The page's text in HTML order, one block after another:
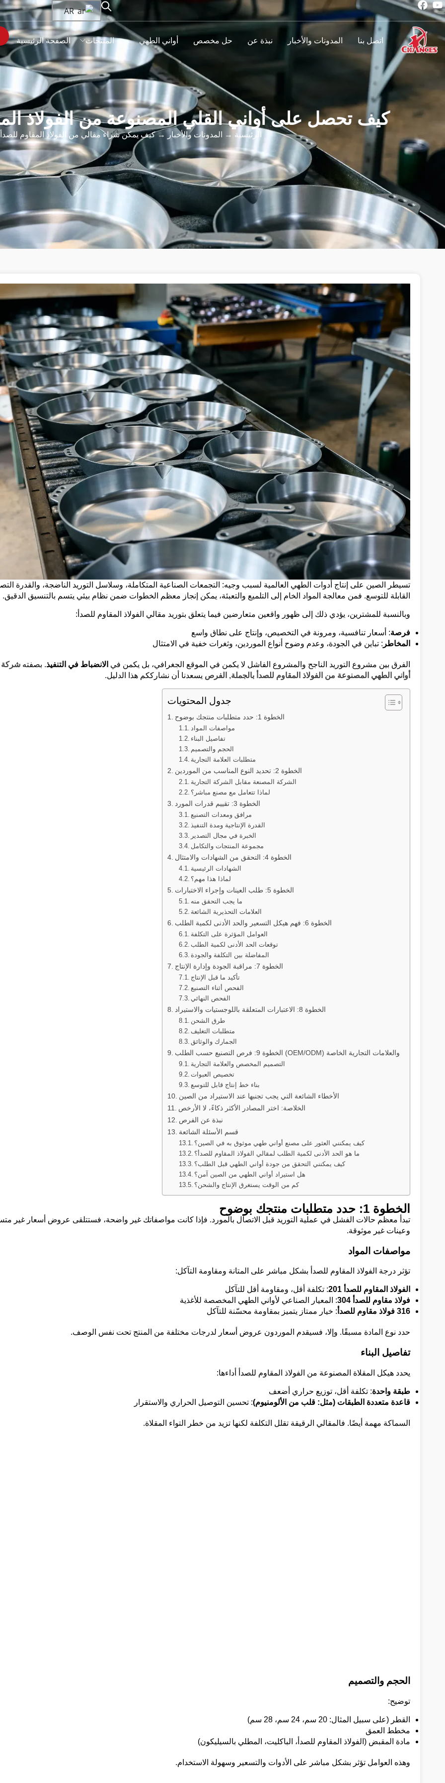
AR
الصفحة الرئيسية المنتجات أواني الطهي حل مخصص نبذة عن المدونات والأخبار اتصل بنا
كيف تحصل على أواني القلي المصنوعة من الفولاذ
الرئيسية → المدونات والأخبار→ كيف يمكن شراء مقالي من الفولاذ المقاوم
تسيطر الصين على إنتاج أدوات الطهي العالمية لسبب وجيه: التجمعات الصناعية المتكاملة، وسلاسل التوريد الناضجة، والقدرة
القابلة للتوسع. فمن معالجة المواد الخام إلى التلميع والتعبئة، يمكن إنجاز معظم الخطوات ضمن نظام بيئي يتسم بالتنسيق الدقيق.
وبالنسبة للمشترين، يؤدي ذلك إلى ظهور واقعين متعارضين فيما يتعلق بتوريد مقالي الفولاذ المقاوم للصدأ:
فرصة: أسعار تنافسية، ومرونة في التخصيص، وإنتاج على نطاق واسع
المخاطر : تباين في الجودة، وعدم وضوح أنواع الموردين، وثغرات خفية في الامتثال
الفرق بين مشروع التوريد الناجح والمشروع الفاشل لا يكمن في الموقع الجغرافي، بل يكمن في الانضباط في التنفيذ. بصفته شركة
أواني الطهي المصنوعة من الفولاذ المقاوم للصدأ بالجملة, الفرص يسعدنا أن نشارككم هذا الدليل.
جدول المحتويات
الخطوة 1: حدد متطلبات منتجك بوضوح
مواصفات المواد
تفاصيل البناء
الحجم والتصميم
متطلبات العلامة التجارية
الخطوة 2: تحديد النوع المناسب من الموردين
الشركة المصنعة مقابل الشركة التجارية
لماذا تتعامل مع مصنع مباشر؟
الخطوة 3: تقييم قدرات المورد
مرافق ومعدات التصنيع
القدرة الإنتاجية ومدة التنفيذ
الخبرة في مجال التصدير
مجموعة المنتجات والتكامل
الخطوة 4: التحقق من الشهادات والامتثال
الشهادات الرئيسية
لماذا هذا مهم؟
الخطوة 5: طلب العينات وإجراء الاختبارات
ما يجب التحقق منه
العلامات التحذيرية الشائعة
الخطوة 6: فهم هيكل التسعير والحد الأدنى لكمية الطلب
العوامل المؤثرة على التكلفة
توقعات الحد الأدنى لكمية الطلب
المفاضلة بين التكلفة والجودة
الخطوة 7: مراقبة الجودة وإدارة الإنتاج
تأكيد ما قبل الإنتاج
الفحص أثناء التصنيع
الفحص النهائي
الخطوة 8: الاعتبارات المتعلقة باللوجستيات والاستيراد
طرق الشحن
متطلبات التغليف
الجمارك والوثائق
الخطوة 9: فرص التصنيع حسب الطلب (OEM/ODM) والعلامات التجارية الخاصة
التصميم المخصص والعلامة التجارية
تخصيص العبوات
بناء خط إنتاج قابل للتوسع
الأخطاء الشائعة التي يجب تجنبها عند الاستيراد من الصين
الخلاصة: اختر المصادر الأكثر ذكاءً، لا الأرخص
نبذة عن الفرص
قسم الأسئلة الشائعة
كيف يمكنني العثور على مصنع أواني طهي موثوق به في الصين؟
ما هو الحد الأدنى لكمية الطلب لمقالي الفولاذ المقاوم للصدأ؟
كيف يمكنني التحقق من جودة أواني الطهي قبل الطلب؟
هل استيراد أواني الطهي من الصين آمن؟
كم من الوقت يستغرق الإنتاج والشحن؟
الخطوة 1: حدد متطلبات منتجك بوضوح
تبدأ معظم حالات الفشل في عملية التوريد قبل الاتصال بالمورد. فإذا كانت مواصفاتك غير واضحة، فستتلقى عروض أسعار غير
وعينات غير موثوقة.
مواصفات المواد
تؤثر درجة الفولاذ المقاوم للصدأ بشكل مباشر على المتانة ومقاومة التآكل:
الفولاذ المقاوم للصدأ 201
: تكلفة أقل، ومقاومة أقل للتآكل
فولاذ مقاوم للصدأ 304
: المعيار الصناعي لأواني الطهي المخصصة للأغذية
316 فولاذ مقاوم للصدأ
: خيار ممتاز يتميز بمقاومة محسّنة للتآكل
حدد نوع المادة مسبقًا. وإلا، فسيقدم الموردون عروض أسعار لدرجات مختلفة من المنتج تحت نفس الوصف.
تفاصيل البناء
يحدد هيكل المقلاة المصنوعة من الفولاذ المقاوم للصدأ أداءها:
طبقة واحدة: تكلفة أقل، توزيع حراري أضعف
قاعدة متعددة الطبقات (مثل: قلب من الألومنيوم): تحسين التوصيل الحراري والاستقرار
السماكة مهمة أيضًا. فالمقالي الرقيقة تقلل التكلفة لكنها تزيد من خطر التواء المقلاة.
الحجم والتصميم
توضيح:
القطر (على سبيل المثال: 20 سم، 24 سم، 28 سم)
مخطط العمق
مادة المقبض (الفولاذ المقاوم للصدأ، الباكليت، المطلي بالسيليكون)
وهذه العوامل تؤثر بشكل مباشر على الأدوات والتسعير وسهولة الاستخدام.